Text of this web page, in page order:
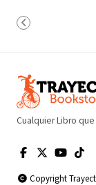
Cualquier Libro
Copyright